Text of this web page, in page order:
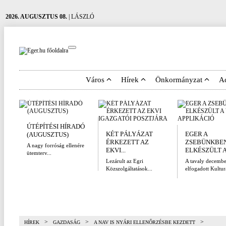
2026. AUGUSZTUS 08. | LÁSZLÓ
Város Hírek Önkormányzat
ÚTÉPÍTÉSI HÍRADÓ
(AUGUSZTUS)
A nagy forróság ellenére
ütemterv...
KÉT PÁLYÁZAT
ÉRKEZETT AZ
EKVI...
Lezárult az Egri
Közszolgáltatások...
EGER A
ELKÉSZÜLT
A tavaly
elfogadott
HÍREK > GAZDASÁG > A NAV IS NYÁRI ELLENŐRZÉSBE KEZDETT >